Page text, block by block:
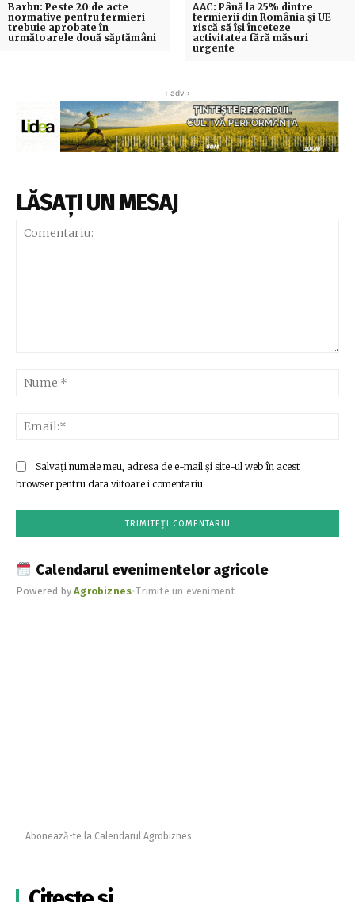
Barbu: Peste 20 de acte
normative pentru fermieri
trebuie aprobate în
următoarele două săptămâni
AAC: Până la 25% dintre
fermierii din România şi UE
riscă să îşi înceteze
activitatea fără măsuri
urgente
‹ adv ›
LĂSAȚI UN MESAJ
Salvați numele meu, adresa de e-mail și site-ul web în acest
browser pentru data viitoare i comentariu.
Calendarul evenimentelor agricole
Powered byAgrobiznes•Trimite un eveniment
Abonează-te la Calendarul Agrobiznes